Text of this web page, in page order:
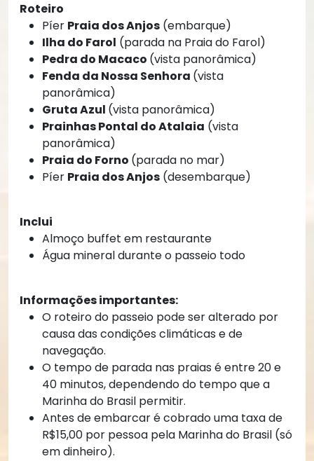
Roteiro
Píer Praia dos Anjos (embarque)
Ilha do Farol (parada na Praia do Farol)
Pedra do Macaco (vista panorâmica)
Fenda da Nossa Senhora (vista
panorâmica)
Gruta Azul (vista panorâmica)
Prainhas Pontal do Atalaia (vista
panorâmica)
Praia do Forno (parada no mar)
Píer Praia dos Anjos (desembarque)
Inclui
Almoço buffet em restaurante
Água mineral durante o passeio todo
Informações importantes:
O roteiro do passeio pode ser alterado por
causa das condições climáticas e de
navegação.
O tempo de parada nas praias é entre 20 e
40 minutos, dependendo do tempo que a
Marinha do Brasil permitir.
Antes de embarcar é cobrado uma taxa de
R$15,00 por pessoa pela Marinha do Brasil (só
em dinheiro).